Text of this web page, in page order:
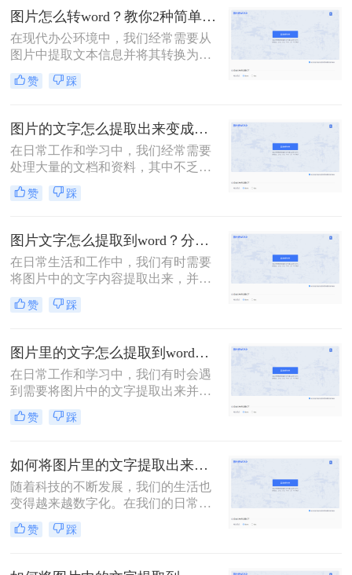
么把图片转换成word文档格式呢？本
文将介绍二种将图片转换成Word文档
格式的方法，帮助读者轻松实现转换
需求。
图片怎么转word？教你2种简单转化方法！
在现代办公环境中，我们经常需要从
图片中提取文本信息并将其转换为可
编辑的Word文档。虽然这个过程可能
听起来有些复杂，但实际上有几种相
么转word呢？以下是将图片转换为
Word文档的两种常用方法。
赞 踩
图片的文字怎么提取出来变成word？二个方法可以实现转换！
在日常工作和学习中，我们经常需要
处理大量的文档和资料，其中不乏一
些以图片形式存在的文字内容。为了
更方便地编辑、修改和共享这些文
来并转换为Word文档。那么图片的文
字怎么提取出来变成word呢？本文将
介绍几种常用的方法，帮助你轻松实
现这一目标。
赞 踩
图片文字怎么提取到word？分享2种图片识别文字方法!！
在日常生活和工作中，我们有时需要
将图片中的文字内容提取出来，并放
入Word文档中进行编辑、排版或保
存。这种需求在处理扫描文档、图片
时尤为常见。虽然手动放大图片并逐
字复制粘贴可以实现这一目标，但这
既耗时又容易出错。幸运的是，有多
种方法可以帮助我们快速准确地将图
片中的文字提取到Word中。下面教你
图片文字怎么提取到word！
赞 踩
图片里的文字怎么提取到word？这2个方法，让你事半功倍！
在日常工作和学习中，我们有时会遇
到需要将图片中的文字提取出来并编
辑到Word文档中的情况。那么图片里
的文字怎么提取到word呢？本文将为
轻松实现图片文字的提取与编辑。
赞 踩
如何将图片里的文字提取出来变成文档？这里教你2种方法！
随着科技的不断发展，我们的生活也
变得越来越数字化。在我们的日常生
活中，我们经常需要将图片转换成
Word文档。然而，这种转换可能需要
们将介绍如何将图片里的文字提取出
赞 踩